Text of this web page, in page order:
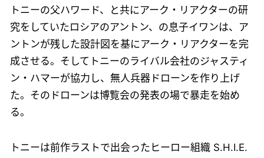
トニーの父ハワード、と共にアーク・リアクターの研
究をしていたロシアのアントン、の息子イワンは、ア
ントンが残した設計図を基にアーク・リアクターを完
成させる。そしてトニーのライバル会社のジャスティ
ン・ハマーが協力し、無人兵器ドローンを作り上げ
た。そのドローンは博覧会の発表の場で暴走を始め
る。
トニーは前作ラストで出会ったヒーロー組織 S.H.I.E.